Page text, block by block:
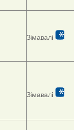
Зімавалі
Зімавалі